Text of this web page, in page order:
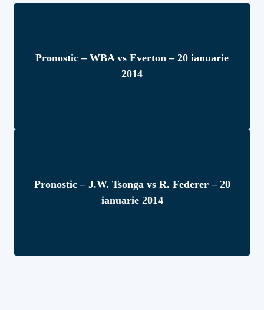
Pronostic – WBA vs Everton – 20 ianuarie
2014
Pronostic – J.W. Tsonga vs R. Federer – 20
ianuarie 2014